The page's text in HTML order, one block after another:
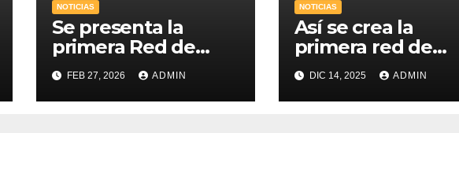
NOTICIAS
Se presenta la
primera Red de
Jóvenes Pro-Vida
de Uruguay
FEB 27, 2026 ADMIN
NOTICIAS
Así se crea la
primera red de
jóvenes Provida de
Uruguay
DIC 14, 2025 ADMIN